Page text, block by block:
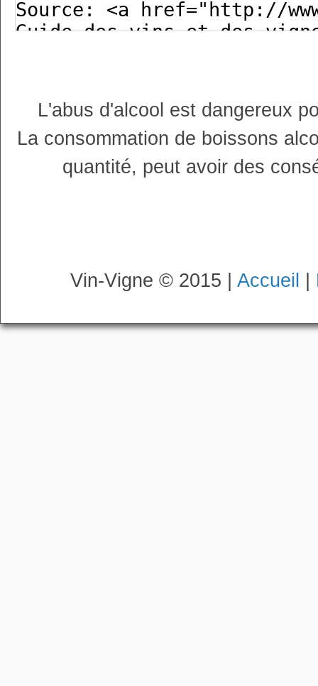
L'abus d'alcool est dangereux
La consommation de boissons
quantité, peut avoir des
Vin-Vigne © 2015 | Accueil